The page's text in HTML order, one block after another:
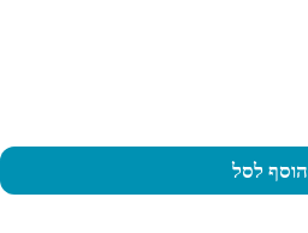
הוסף לסל